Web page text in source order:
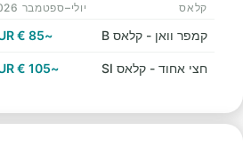
קלאס יולי–ספטמבר 2026
קמפר וואן - קלאס B ~85 € EUR
חצי אחוד - קלאס SI ~105 € EUR